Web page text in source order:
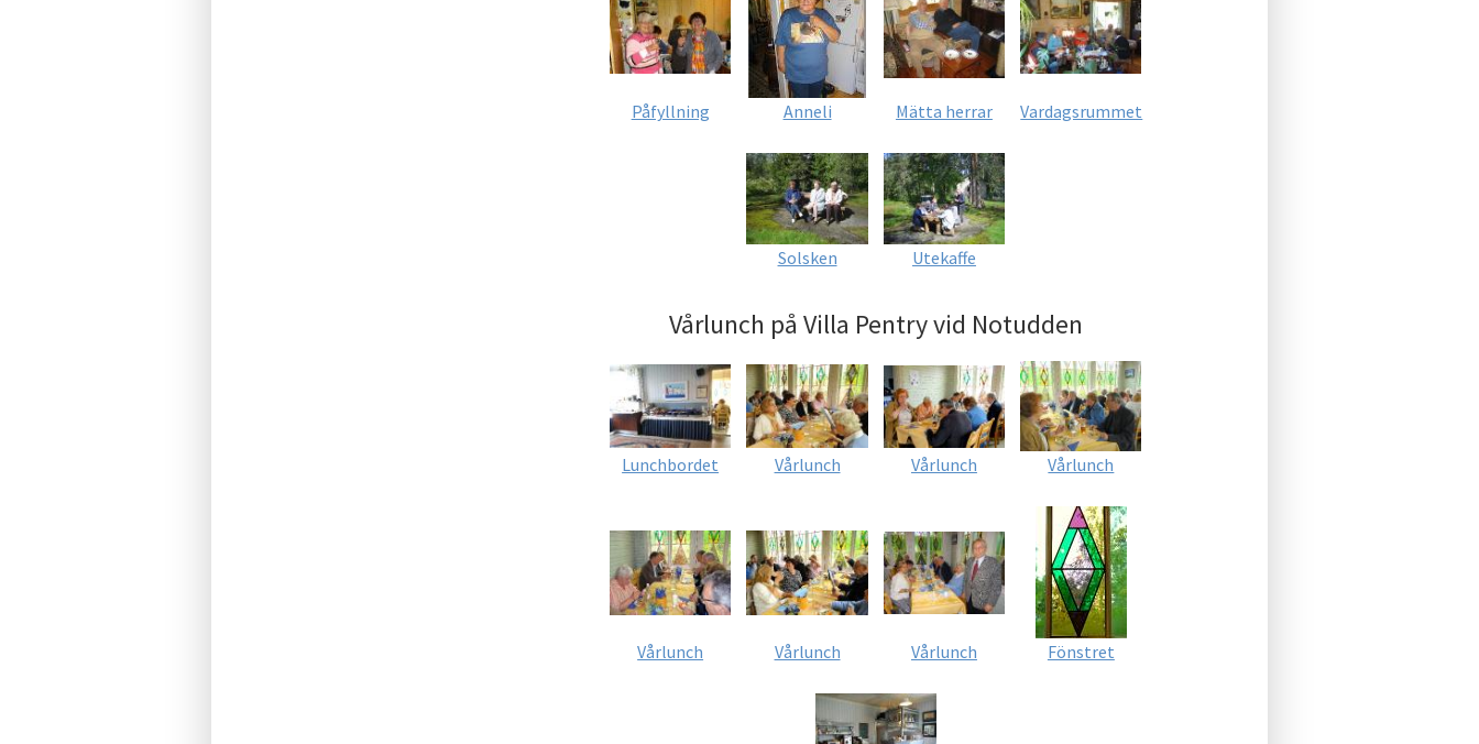
Påfyllning Anneli Mätta herrar Vardagsrummet
Solsken Utekaffe
Vårlunch på Villa Pentry vid Notudden
Lunchbordet Vårlunch Vårlunch Vårlunch
Vårlunch Vårlunch Vårlunch Fönstret